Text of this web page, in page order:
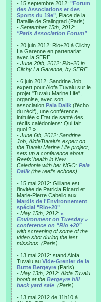
- 15 septembre 2012: "Forum
des Associations et des
Sports du 19e" , Place de la
Bataille de Stalingrad (Paris)
- September 15th, 2012:
"Paris Association Forum"
- 20 juin 2012: Rio+20 à Clichy
La Garenne en partenariat
avec la SERE
- June 20th, 2012: Rio+20 in
Clichy La Garenne, by SERE
- 6 juin 2012: Sandrine Job,
expert pour Alofa Tuvalu sur le
projet "Tuvalu Marine Life",
organise, avec son
association Pala Dalik (l’écho
du récif), une conférence
intitulée « Etat de santé des
récifs calédoniens: Qui fait
quoi ? »
- June 6th, 2012: Sandrine
Job, AlofaTuvalu’s expert on
the Tuvalu Marine Life project,
sets up a conference about
Reefs’ health in New
Caledonia with her NGO: Pala
Dalik (the reef’s echoes).
- 15 mai 2012: Gilliane est
l'invitée de Patricia Ricard et
Marie-Pierre Cabello aux
Mardis de l'Environnement
spécial "Rio+20"
- May 15th, 2012: «
Environment on Tuesday »
conference on “Rio +20”
with screening of some of the
video shot during the last
missions. (Paris)
- 13 mai 2012: stand Alofa
Tuvalu au Vide-Grenier de la
Butte Bergeyre (Paris)
- May 13th, 2012: Alofa Tuvalu
booth at the Bergeyre hill
back yard sale . (Paris)
- 13 mai 2012 de 11h10 à